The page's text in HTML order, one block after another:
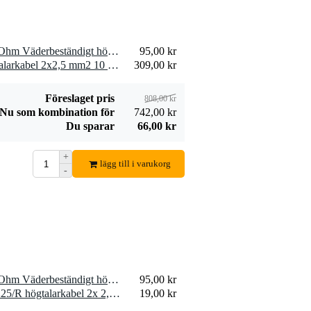
2 x Visaton K 50 WP - 50 Ohm Väderbeständigt högtalarelement i miniatyr
95,00 kr
2 x Devine SPE25/10 högtalarkabel 2x2,5 mm2 10 meter
309,00 kr
Föreslaget pris 808,00 kr
Nu som kombination för
742,00 kr
Du sparar
66,00 kr
+
-
lägg till i varukorg
1 x Visaton K 50 WP - 50 Ohm Väderbeständigt högtalarelement i miniatyr
95,00 kr
10 x Devine SPE25/R SPE25/R högtalarkabel 2x 2,5 mm2 per meter
19,00 kr